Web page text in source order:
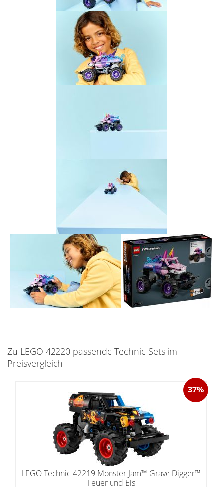
Zu LEGO 42220 passende Technic Sets im
Preisvergleich
37%
LEGO Technic 42219 Monster Jam™ Grave Digger™
Feuer und Eis